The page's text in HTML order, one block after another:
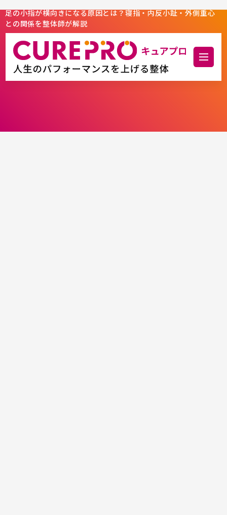
足の小指が横向きになる原因とは？寝指・内反小趾・外側重心
との関係を整体師が解説